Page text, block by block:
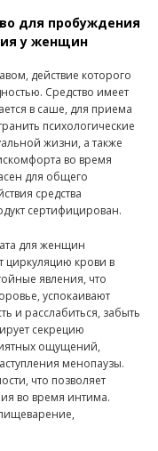
для пробуждения
у женщин
действие которого
Средство имеет
в саше, для приема
психологические
жизни, а также
во время
для общего
средства
сертифицирован.
для женщин
циркуляцию крови в
явления, что
успокаивают
и расслабиться, забыть
секрецию
ощущений,
менопаузы.
что позволяет
во время интима.